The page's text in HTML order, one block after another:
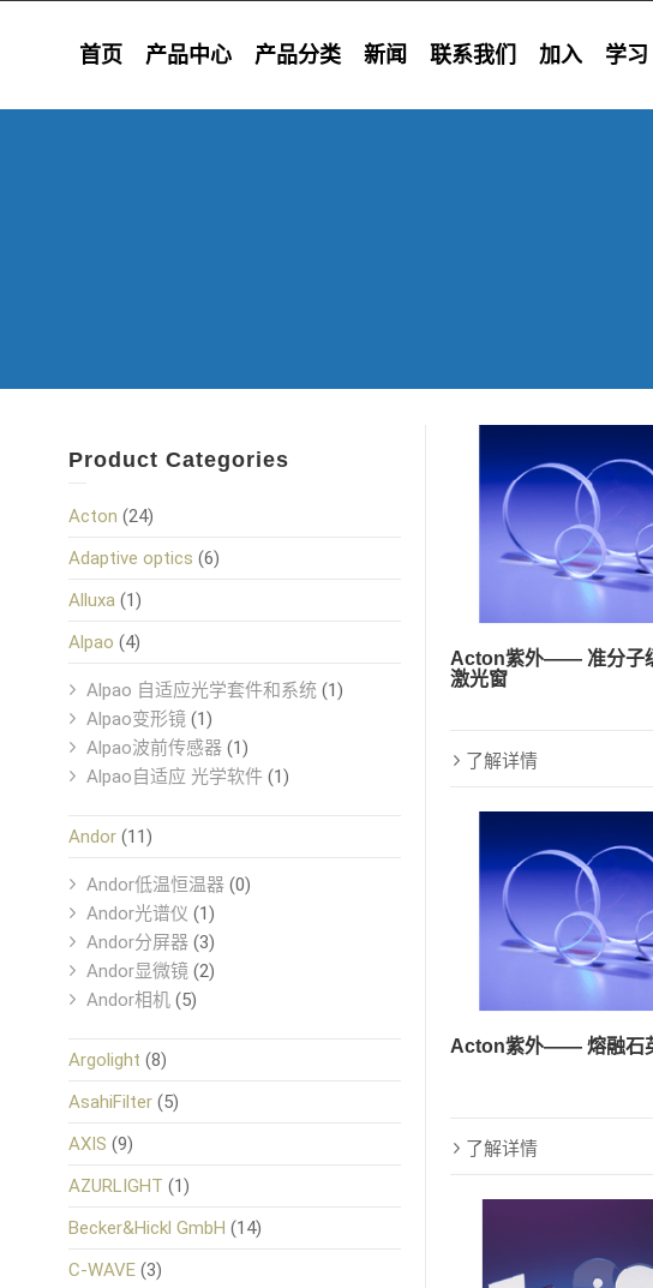
首页 产品中心 产品分类 新闻 联系我们 加入 学习
Acton紫外—— 准分子
激光窗
了解详情
Acton紫外—— 熔融石
了解详情
Product Categories
Acton (24)
Adaptive optics (6)
Alluxa (1)
Alpao (4)
Alpao 自适应光学套件和系统 (1)
Alpao变形镜 (1)
Alpao波前传感器 (1)
Alpao自适应 光学软件 (1)
Andor (11)
Andor低温恒温器 (0)
Andor光谱仪 (1)
Andor分屏器 (3)
Andor显微镜 (2)
Andor相机 (5)
Argolight (8)
AsahiFilter (5)
AXIS (9)
AZURLIGHT (1)
Becker&Hickl GmbH (14)
C-WAVE (3)